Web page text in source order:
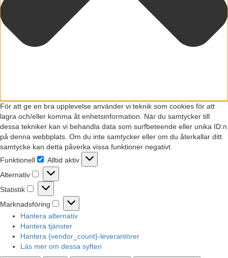
För att ge en bra upplevelse använder vi teknik som cookies för att
lagra och/eller komma åt enhetsinformation. När du samtycker till
dessa tekniker kan vi behandla data som surfbeteende eller unika ID:n
på denna webbplats. Om du inte samtycker eller om du återkallar ditt
samtycke kan detta påverka vissa funktioner negativt.
Funktionell
Funktionell
Alltid aktiv
Alternativ
Alternativ
Statistik
Statistik
Marknadsföring
Marknadsföring
Hantera alternativ
Hantera tjänster
Hantera {vendor_count}-leverantörer
Läs mer om dessa syften